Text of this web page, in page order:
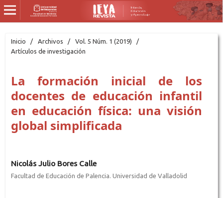
Inicio / Archivos / Vol. 5 Núm. 1 (2019)
/
Artículos de investigación
La formación inicial de los
docentes de educación infantil
en educación física: una visión
global simplificada
Nicolás Julio Bores Calle
Facultad de Educación de Palencia. Universidad de Valladolid